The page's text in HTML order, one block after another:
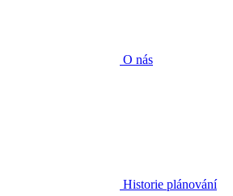
O nás
Historie plánování